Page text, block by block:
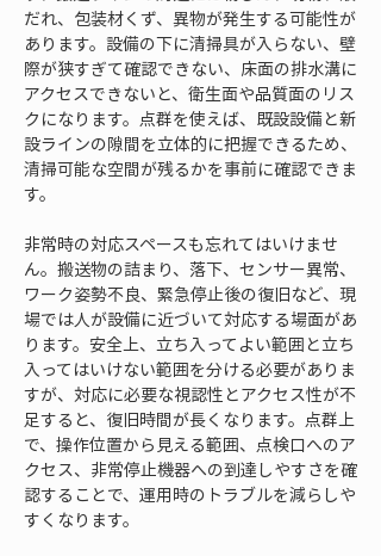
だれ、包装材くず、異物が発生する可能性が
あります。設備の下に清掃具が入らない、壁
際が狭すぎて確認できない、床面の排水溝に
アクセスできないと、衛生面や品質面のリス
クになります。点群を使えば、既設設備と新
設ラインの隙間を立体的に把握できるため、
清掃可能な空間が残るかを事前に確認できま
す。
非常時の対応スペースも忘れてはいけませ
ん。搬送物の詰まり、落下、センサー異常、
ワーク姿勢不良、緊急停止後の復旧など、現
場では人が設備に近づいて対応する場面があ
ります。安全上、立ち入ってよい範囲と立ち
入ってはいけない範囲を分ける必要がありま
すが、対応に必要な視認性とアクセス性が不
足すると、復旧時間が長くなります。点群上
で、操作位置から見える範囲、点検口へのア
クセス、非常停止機器への到達しやすさを確
認することで、運用時のトラブルを減らしや
すくなります。